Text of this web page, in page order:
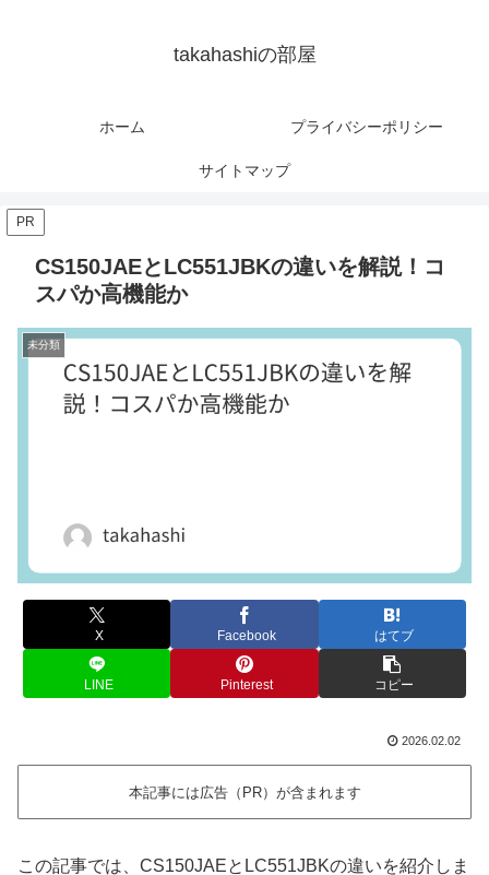
takahashiの部屋
ホーム プライバシーポリシー
サイトマップ
PR
CS150JAEとLC551JBKの違いを解説！コ
スパか高機能か
未分類
X Facebook はてブ
LINE Pinterest コピー
2026.02.02
本記事には広告（PR）が含まれます
この記事では、CS150JAEとLC551JBKの違いを紹介しま